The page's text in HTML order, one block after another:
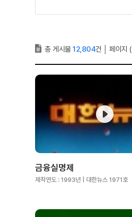
총 게시물 12,804건 페이지 (
금융실명제
제작연도 : 1993년 | 대한뉴스 1971호